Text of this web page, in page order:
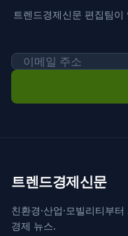
트렌드경제신문 편집팀
이메일
트렌드경제신문
친환경·산업·모빌리티부
경제 뉴스.